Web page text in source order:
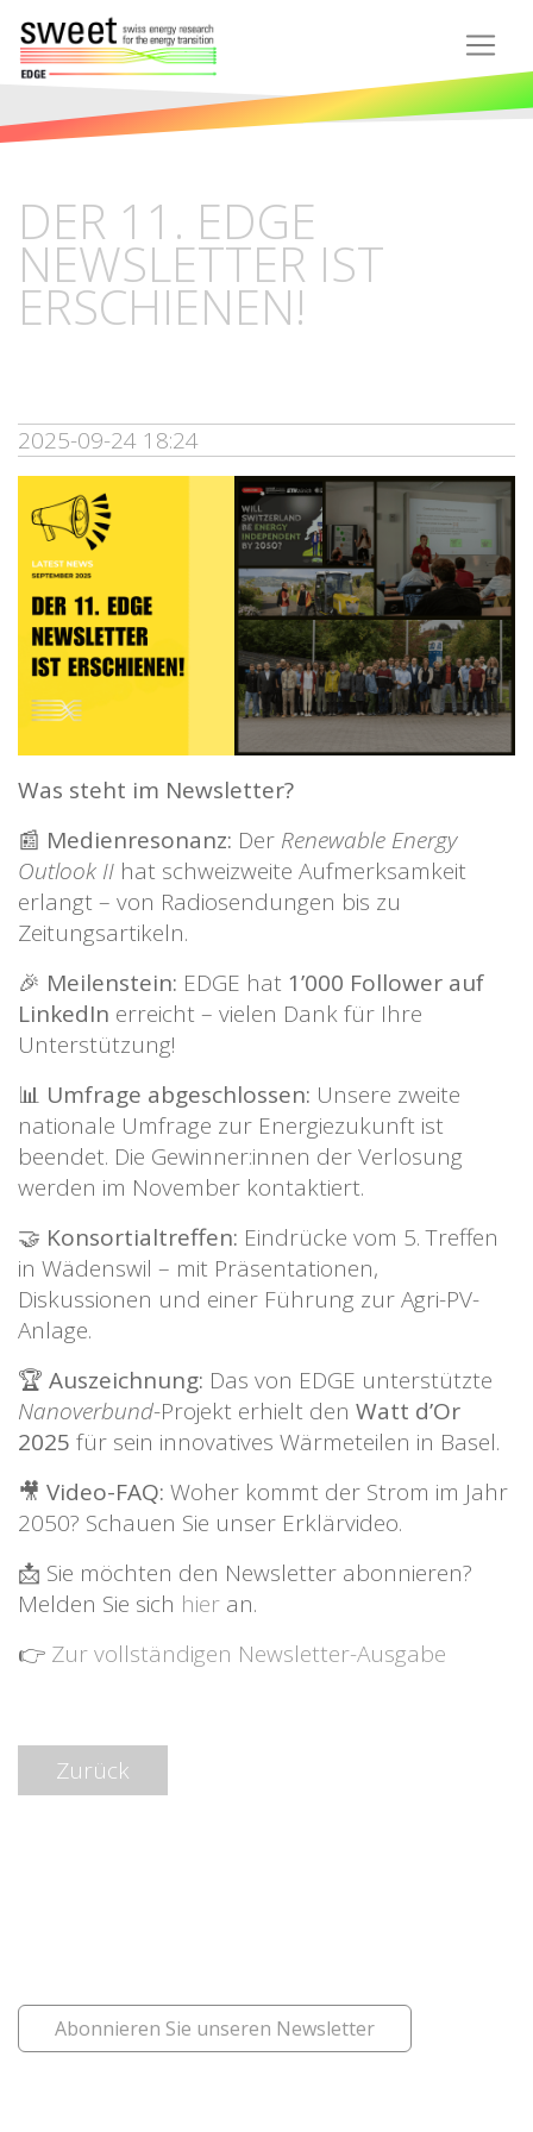
DER 11. EDGE
NEWSLETTER IST
ERSCHIENEN!
2025-09-24 18:24
Was steht im Newsletter?
📰 Medienresonanz: Der Renewable Energy
Outlook II hat schweizweite Aufmerksamkeit
erlangt – von Radiosendungen bis zu
Zeitungsartikeln.
🎉 Meilenstein: EDGE hat 1’000 Follower auf
LinkedIn erreicht – vielen Dank für Ihre
Unterstützung!
📊 Umfrage abgeschlossen: Unsere zweite
nationale Umfrage zur Energiezukunft ist
beendet. Die Gewinner:innen der Verlosung
werden im November kontaktiert.
🤝 Konsortialtreffen: Eindrücke vom 5. Treffen
in Wädenswil – mit Präsentationen,
Diskussionen und einer Führung zur Agri-PV-
Anlage.
🏆 Auszeichnung: Das von EDGE unterstützte
Nanoverbund-Projekt erhielt den Watt d’Or
2025 für sein innovatives Wärmeteilen in Basel.
🎥 Video-FAQ: Woher kommt der Strom im Jahr
2050? Schauen Sie unser Erklärvideo.
📩 Sie möchten den Newsletter abonnieren?
Melden Sie sich hier an.
👉 Zur vollständigen Newsletter-Ausgabe
Zurück
Abonnieren Sie unseren Newsletter